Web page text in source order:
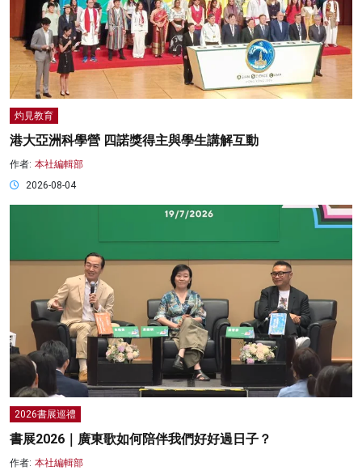
灼見教育
港大亞洲科學營 四諾獎得主與學生講解互動
作者: 本社編輯部
2026-08-04
2026書展巡禮
書展2026｜廣東歌如何陪伴我們好好過日子？
作者: 本社編輯部